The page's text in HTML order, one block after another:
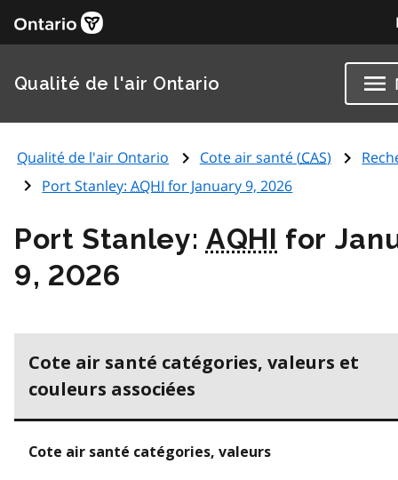
Qualité de l'air Ontario
Qualité de l'air Ontario Cote air santé (CAS)
Port Stanley:AQHI for January 9, 2026
Port Stanley: AQHI for
9, 2026
Cote air santé catégories, valeurs et
couleurs associées
Cote air santé catégories, valeurs